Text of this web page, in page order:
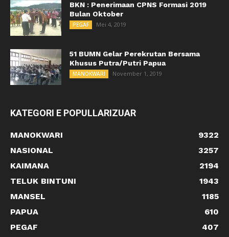
BKN : Penerimaan CPNS Formasi 2019
Bulan Oktober
PEGAF Mei 4, 2019
51 BUMN Gelar Perekrutan Bersama
Khusus Putra/Putri Papua
MANOKWARI November 1, 2019
KATEGORI E POPULLARIZUAR
MANOKWARI
9322
NASIONAL
3257
KAIMANA
2194
TELUK BINTUNI
1943
MANSEL
1185
PAPUA
610
PEGAF
407